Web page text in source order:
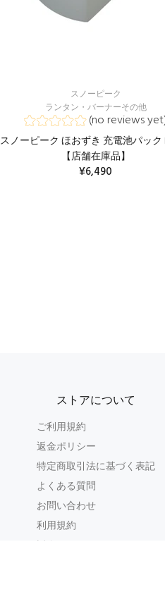
スノーピーク
ランタン・バーナーその他
(no reviews
スノーピーク ほおずき 充電池パック
【店舗在庫品】
¥6,490
ストアについて
ご利用規約
返金ポリシー
特定商取引法に基づく表記
よくある質問
お問い合わせ
利用規約
返金ポリシー